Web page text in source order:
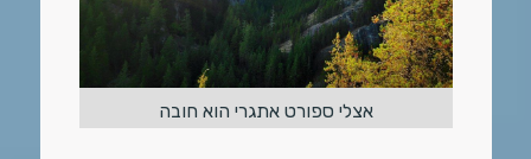
אצלי ספורט אתגרי הוא חובה